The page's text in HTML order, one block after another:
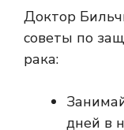
Доктор
советы по
рака:
дней в